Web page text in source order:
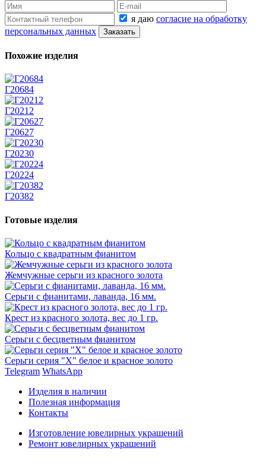
я даю согласие на обработку
персональных данных
Похожие изделия
Г20684
Г20212
Г20627
Г20230
Г20224
Г20382
Готовые изделия
Кольцо с квадратным фианитом
Жемчужные серьги из красного золота
Серьги с фианитами, лаванда, 16 мм.
Крест из красного золота, вес до 1 гр.
Серьги с бесцветным фианитом
Серьги серия "Х" белое и красное золото
Telegram WhatsApp
Изделия в наличии
Полезная информация
Контакты
Изготовление ювелирных украшений
Ремонт ювелирных украшений